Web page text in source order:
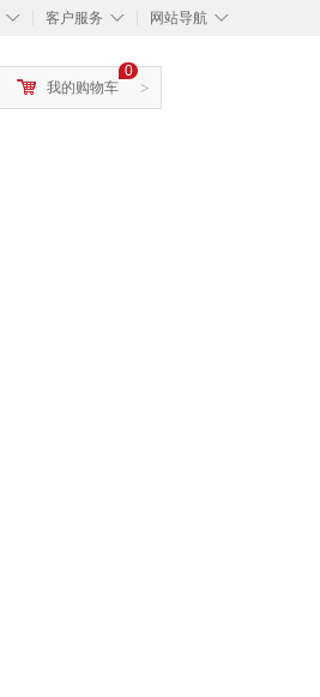
◇ ◇
客户服务 ◇
网站导航
>
0
我的购物车